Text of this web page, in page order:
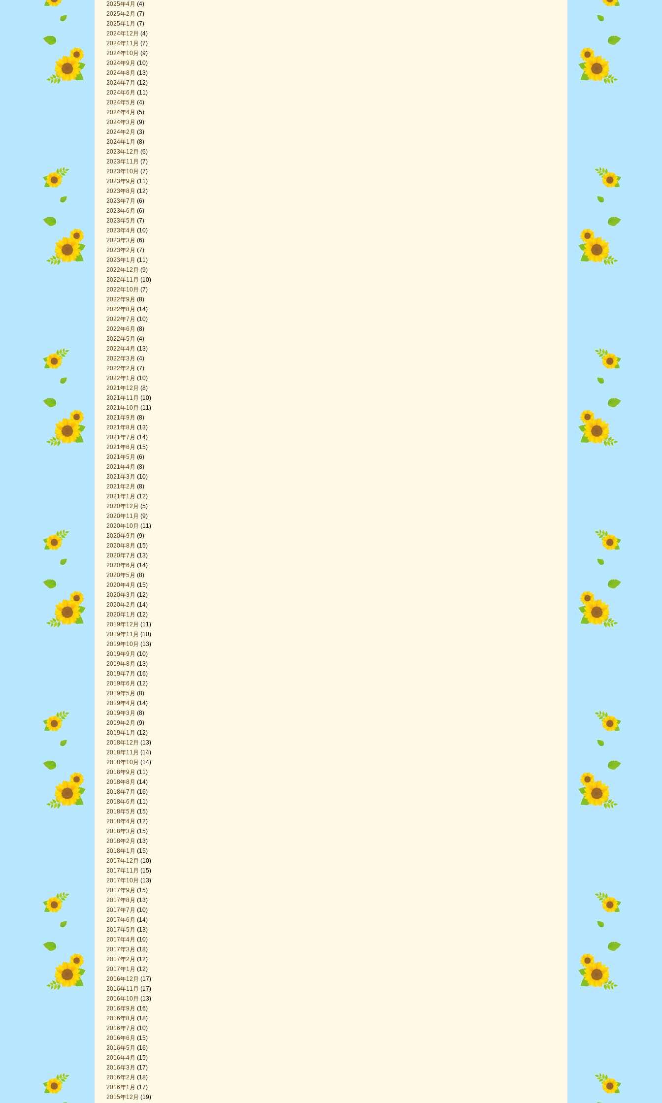
2025年4月 (4)
2025年2月 (7)
2025年1月 (7)
2024年12月 (4)
2024年11月 (7)
2024年10月 (9)
2024年9月 (10)
2024年8月 (13)
2024年7月 (12)
2024年6月 (11)
2024年5月 (4)
2024年4月 (5)
2024年3月 (9)
2024年2月 (3)
2024年1月 (8)
2023年12月 (6)
2023年11月 (7)
2023年10月 (7)
2023年9月 (11)
2023年8月 (12)
2023年7月 (6)
2023年6月 (6)
2023年5月 (7)
2023年4月 (10)
2023年3月 (6)
2023年2月 (7)
2023年1月 (11)
2022年12月 (9)
2022年11月 (10)
2022年10月 (7)
2022年9月 (8)
2022年8月 (14)
2022年7月 (10)
2022年6月 (8)
2022年5月 (4)
2022年4月 (13)
2022年3月 (4)
2022年2月 (7)
2022年1月 (10)
2021年12月 (8)
2021年11月 (10)
2021年10月 (11)
2021年9月 (8)
2021年8月 (13)
2021年7月 (14)
2021年6月 (15)
2021年5月 (6)
2021年4月 (8)
2021年3月 (10)
2021年2月 (8)
2021年1月 (12)
2020年12月 (5)
2020年11月 (9)
2020年10月 (11)
2020年9月 (9)
2020年8月 (15)
2020年7月 (13)
2020年6月 (14)
2020年5月 (8)
2020年4月 (15)
2020年3月 (12)
2020年2月 (14)
2020年1月 (12)
2019年12月 (11)
2019年11月 (10)
2019年10月 (13)
2019年9月 (10)
2019年8月 (13)
2019年7月 (16)
2019年6月 (12)
2019年5月 (8)
2019年4月 (14)
2019年3月 (8)
2019年2月 (9)
2019年1月 (12)
2018年12月 (13)
2018年11月 (14)
2018年10月 (14)
2018年9月 (11)
2018年8月 (14)
2018年7月 (16)
2018年6月 (11)
2018年5月 (15)
2018年4月 (12)
2018年3月 (15)
2018年2月 (13)
2018年1月 (15)
2017年12月 (10)
2017年11月 (15)
2017年10月 (13)
2017年9月 (15)
2017年8月 (13)
2017年7月 (10)
2017年6月 (14)
2017年5月 (13)
2017年4月 (10)
2017年3月 (18)
2017年2月 (12)
2017年1月 (12)
2016年12月 (17)
2016年11月 (17)
2016年10月 (13)
2016年9月 (16)
2016年8月 (18)
2016年7月 (10)
2016年6月 (15)
2016年5月 (16)
2016年4月 (15)
2016年3月 (17)
2016年2月 (18)
2016年1月 (17)
2015年12月 (19)